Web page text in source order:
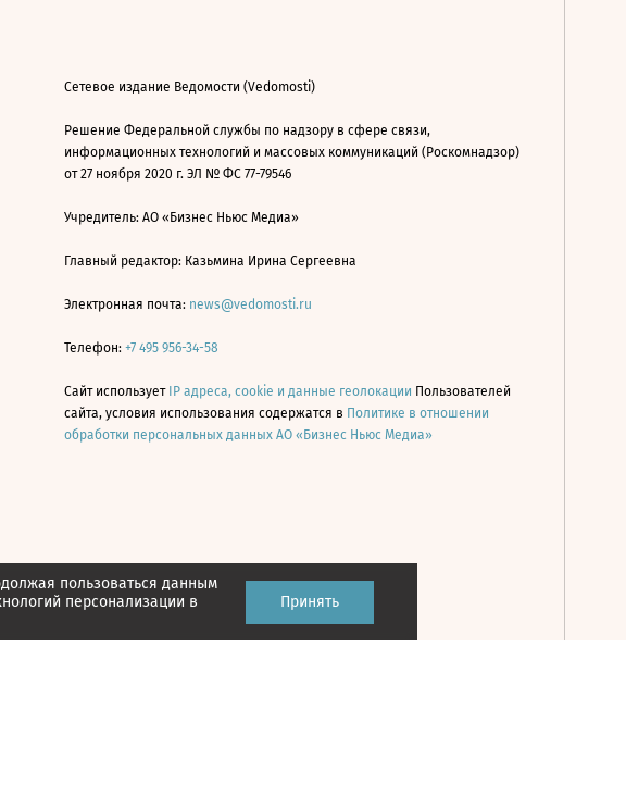
пользоваться данным
персонализации в
Принять
Сетевое издание Ведомости (Vedomosti)
Решение Федеральной службы по надзору в сфере связи,
информационных технологий и массовых коммуникаций (Роскомнадзор)
от 27 ноября 2020 г. ЭЛ № ФС 77-79546
Учредитель: АО «Бизнес Ньюс Медиа»
Главный редактор: Казьмина Ирина Сергеевна
Электронная почта: news@vedomosti.ru
Телефон: +7 495 956-34-58
Сайт использует IP адреса, cookie и данные геолокации Пользователей
сайта, условия использования содержатся в Политике в отношении
обработки персональных данных АО «Бизнес Ньюс Медиа»